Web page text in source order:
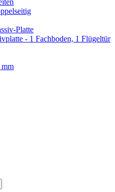
- 1 Fachboden, 1 Flügeltür